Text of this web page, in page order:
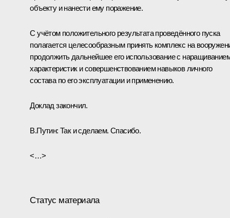
объекту и нанести ему поражение.
С учётом положительного результата проведённого пуска
полагается целесообразным принять комплекс на
продолжить дальнейшее его использование с
характеристик и совершенствованием навыков личного
состава по его эксплуатации и применению.
Доклад закончил.
В.Путин: Так и сделаем. Спасибо.
<…>
Статус материала